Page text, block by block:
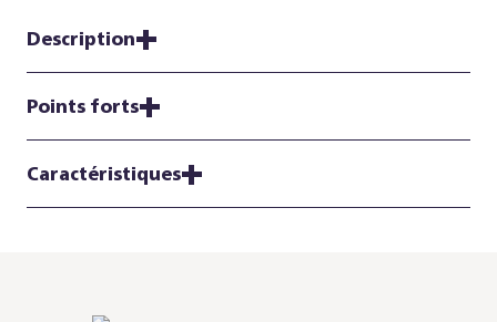
Description
Points forts
Caractéristiques